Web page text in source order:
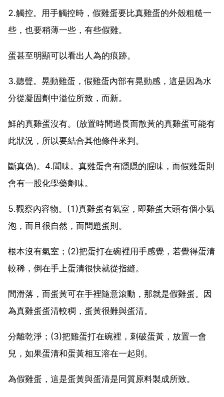
2.觸控。用手觸控時，假雞蛋要比真雞蛋的外殼粗糙一
些，也要稍薄一些，有些假雞。
蛋甚至明顯可以看出人為的痕跡。
3.聽聲。晃動雞蛋，假雞蛋內部有晃動感，這是因為水
分從凝固劑中溢位所致，而新。
鮮的真雞蛋沒有。(放置時間過長而散黃的真雞蛋可能有
此狀況，所以要結合其他條件來判。
斷真偽)。4.聞味。真雞蛋會有隱隱的腥味，而假雞蛋則
會有一股化學藥劑味。
5.觀察內容物。(1)真雞蛋有氣室，即雞蛋大頭有個小氣
泡，而且很自然，而問題蛋則。
根本沒有氣室；(2)把蛋打在碗裡用手感覺，若覺得蛋清
較稀，倒在手上蛋清很快就從指縫。
間滑落，而蛋黃可在手裡隨意滾動，那就是假雞蛋。因
為真雞蛋蛋清較稠，蛋黃很難與蛋清。
分離乾淨；(3)把雞蛋打在碗裡，刺破蛋黃，放置一會
兒，如果蛋清和蛋黃相互溶在一起則。
為假雞蛋，這是蛋黃與蛋清是同質原料製成所致。